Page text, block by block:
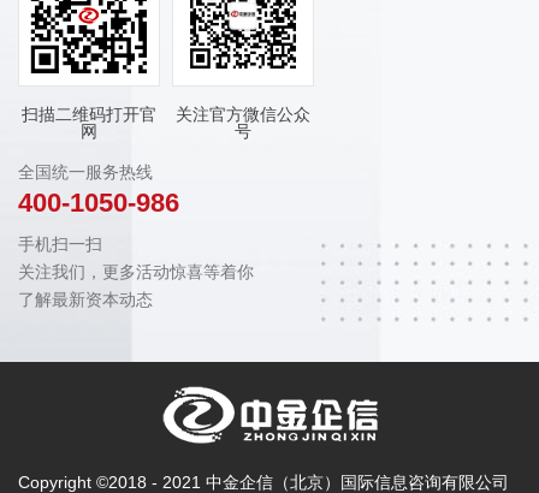
扫描二维码打开官
网
关注官方微信公众
号
全国统一服务热线
400-1050-986
手机扫一扫
关注我们，更多活动惊喜等着你
了解最新资本动态
Copyright ©2018 - 2021 中金企信（北京）国际信息咨询有限公司